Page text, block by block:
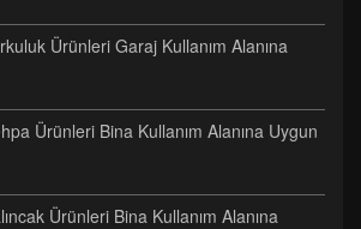
Ürünleri Garaj Kullanım Alanına
Ürünleri Bina Kullanım Alanına Uygun
Ürünleri Bina Kullanım Alanına